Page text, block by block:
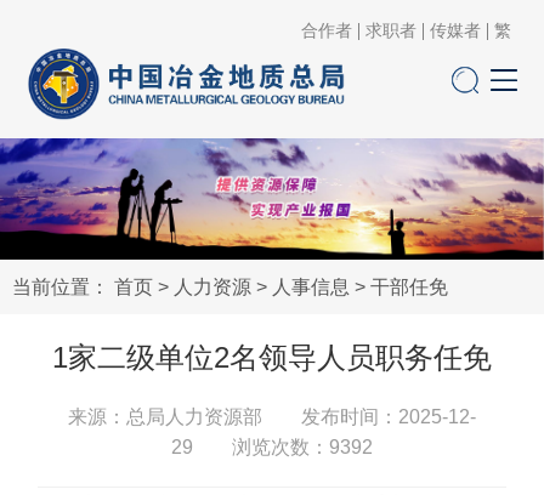
合作者 求职者 传媒者 繁
当前位置： 首页 > 人力资源 > 人事信息 > 干部任免
1家二级单位2名领导人员职务任免
来源：总局人力资源部 发布时间：2025-12-
29 浏览次数： 9392